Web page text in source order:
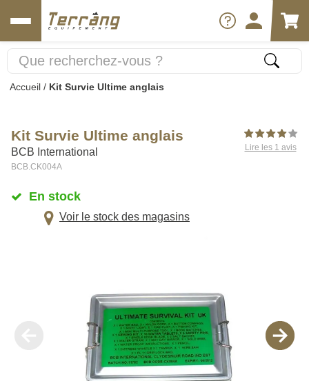
Accueil / Kit Survie Ultime anglais
Kit Survie Ultime anglais
BCB International
BCB.CK004A
Lire les 1 avis
En stock
Voir le stock des magasins